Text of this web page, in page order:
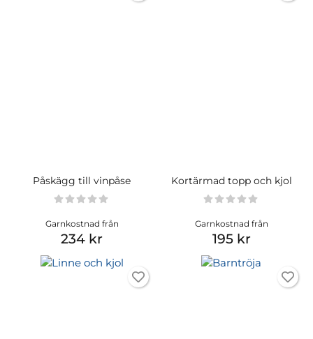
Påskägg till vinpåse
Garnkostnad från
234 kr
Kortärmad topp och kjol
Garnkostnad från
195 kr